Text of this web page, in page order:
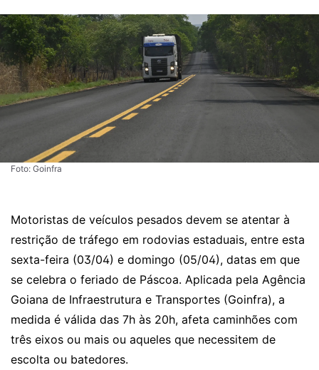
Foto: Goinfra
Motoristas de veículos pesados devem se atentar à
restrição de tráfego em rodovias estaduais, entre esta
sexta-feira (03/04) e domingo (05/04), datas em que
se celebra o feriado de Páscoa. Aplicada pela Agência
Goiana de Infraestrutura e Transportes (Goinfra), a
medida é válida das 7h às 20h, afeta caminhões com
três eixos ou mais ou aqueles que necessitem de
escolta ou batedores.